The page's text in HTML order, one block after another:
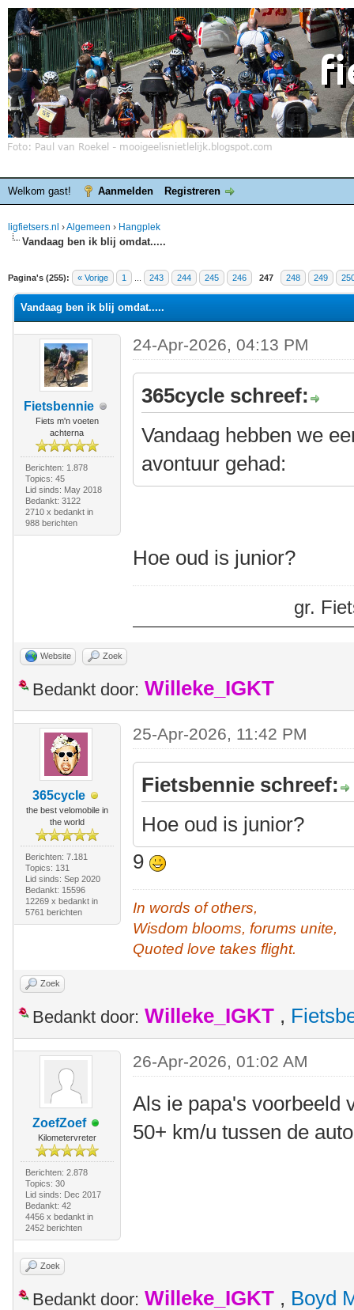
Welkom gast! Aanmelden Registreren
ligfietsers.nl ›Algemeen › Hangplek
Vandaag ben ik blij omdat.....
Pagina's (255): « Vorige 1 243 244 245 246 247 248 249
waardering is 4.25
Vandaag ben ik blij omdat.....
Fietsbennie
Fiets m'n voeten
achterna
Berichten: 1.878
Topics: 45
Lid sinds: May 2018
Bedankt: 3122
2710 x bedankt in
988 berichten
24-Apr-2026, 04:13 PM
365cycle schreef:
Vandaag hebben we
avontuur gehad:
Hoe oud is junior?
gr.
Website Zoek
Bedankt door: Willeke_IGKT
365cycle
the best velomobile in
the world
Berichten: 7.181
Topics: 131
Lid sinds: Sep 2020
Bedankt: 15596
12269 x bedankt in
5761 berichten
25-Apr-2026, 11:42 PM
Fietsbennie schreef:
Hoe oud is junior?
9
In words of others,
Wisdom blooms, forums unite,
Quoted love takes flight.
Zoek
Bedankt door: Willeke_IGKT ,
ZoefZoef
Kilometervreter
Berichten: 2.878
Topics: 30
Lid sinds: Dec 2017
Bedankt: 42
4456 x bedankt in
2452 berichten
26-Apr-2026, 01:02 AM
Als ie papa's voorbeeld
50+ km/u tussen de
Zoek
Bedankt door: Willeke_IGKT , Boyd